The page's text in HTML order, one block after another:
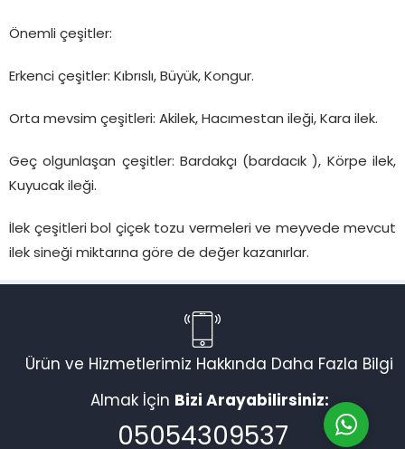
Önemli çeşitler:
Erkenci çeşitler: Kıbrıslı, Büyük, Kongur.
Orta mevsim çeşitleri: Akilek, Hacımestan ileği, Kara ilek.
Geç olgunlaşan çeşitler: Bardakçı (bardacık ), Körpe ilek,
Kuyucak ileği.
İlek çeşitleri bol çiçek tozu vermeleri ve meyvede mevcut
ilek sineği miktarına göre de değer kazanırlar.
Ürün ve Hizmetlerimiz Hakkında Daha Fazla Bilgi
Almak İçin Bizi Arayabilirsiniz:
05054309537
Bülent ÖNTUĞ
Cevap Yaz